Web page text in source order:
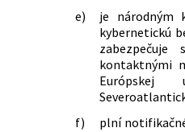
e)
je národným
kybernetickú
zabezpečuje
kontaktnými
Európskej
f)
plní